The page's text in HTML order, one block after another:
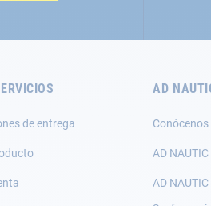
de entrega
AD
Conócenos
AD
AD